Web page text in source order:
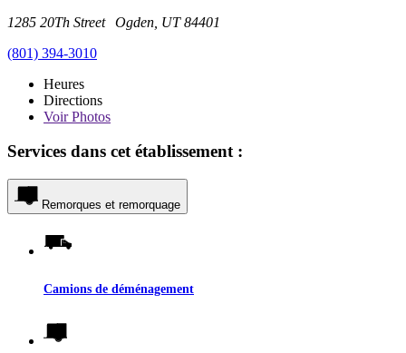
1285 20Th Street Ogden, UT 84401
(801) 394-3010
Heures
Directions
VoirPhotos
Services dans cet établissement :
Remorques et remorquage
Camions de déménagement